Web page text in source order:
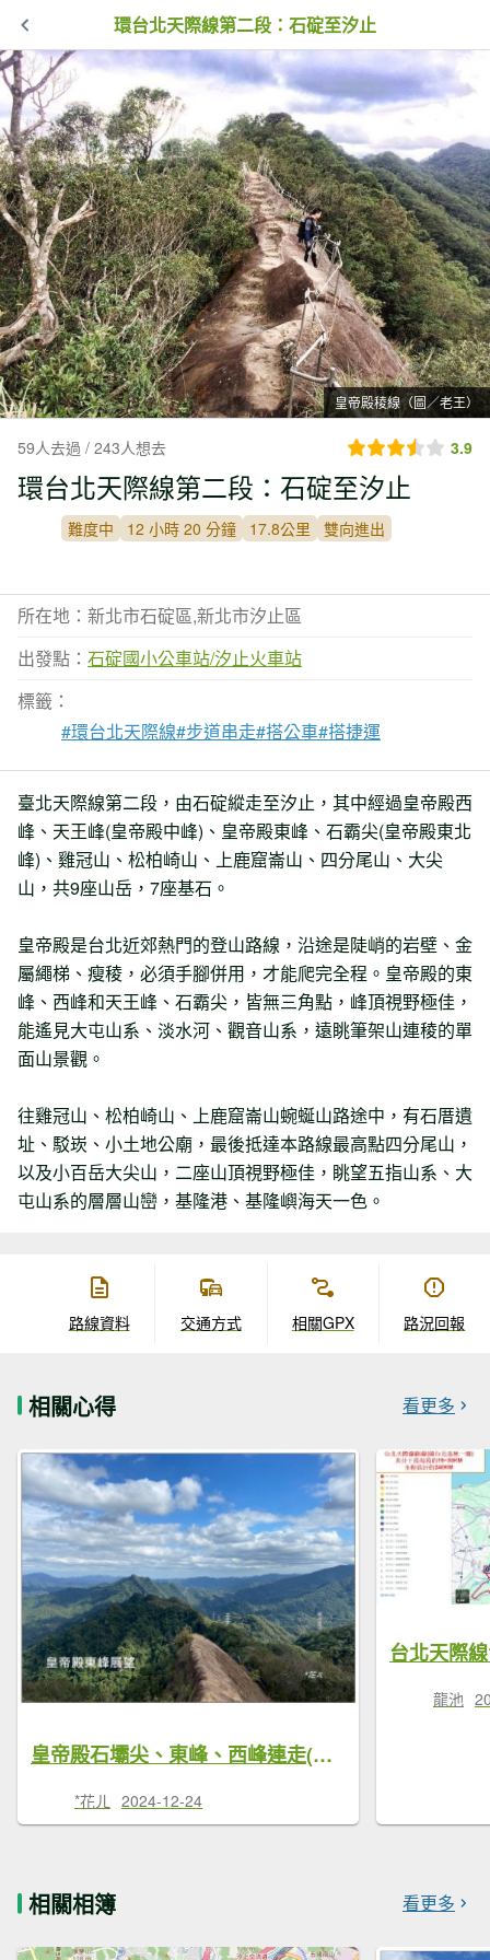
環台北天際線第二段：石碇至汐止
皇帝殿稜線（圖／老王）
59人去過 / 243人想去 3.9
環台北天際線第二段：石碇至汐止
難度中 12 小時 20 分鐘 17.8公里 雙向進出
所在地：新北市石碇區,新北市汐止區
出發點： 石碇國小公車站/汐止火車站
標籤：
#環台北天際線#步道串走#搭公車#搭捷運
臺北天際線第二段，由石碇縱走至汐止，其中經過皇帝殿西
峰、天王峰(皇帝殿中峰)、皇帝殿東峰、石霸尖(皇帝殿東北
峰)、雞冠山、松柏崎山、上鹿窟崙山、四分尾山、大尖
山，共9座山岳，7座基石。
皇帝殿是台北近郊熱門的登山路線，沿途是陡峭的岩壁、金
屬繩梯、瘦稜，必須手腳併用，才能爬完全程。皇帝殿的東
峰、西峰和天王峰、石霸尖，皆無三角點，峰頂視野極佳，
能遙見大屯山系、淡水河、觀音山系，遠眺筆架山連稜的單
面山景觀。
往雞冠山、松柏崎山、上鹿窟崙山蜿蜒山路途中，有石厝遺
址、駁崁、小土地公廟，最後抵達本路線最高點四分尾山，
以及小百岳大尖山，二座山頂視野極佳，眺望五指山系、大
屯山系的層層山巒，基隆港、基隆嶼海天一色。
路線資料 交通方式 相關GPX 路況回報
相關心得 看更多
皇帝殿石壩尖、東峰、西峰連走(北峰登山口)
*花ㄦ 2024-12-24
龍池
相關相簿 看更多